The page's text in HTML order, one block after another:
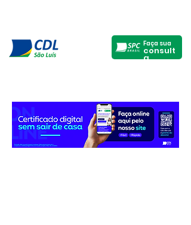
Faça sua
consult
a